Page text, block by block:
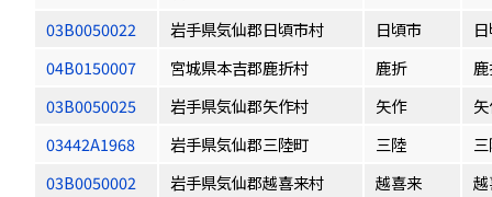
03B0050022
岩手県気仙郡日頃市村 日頃市
04B0150007
宮城県本吉郡鹿折村 鹿折
03B0050025
岩手県気仙郡矢作村 矢作
03442A1968
岩手県気仙郡三陸町 三陸
03B0050002
岩手県気仙郡越喜来村 越喜来